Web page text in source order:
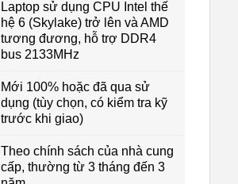
Laptop sử dụng CPU Intel thế
hệ 6 (Skylake) trở lên và AMD
tương đương, hỗ trợ DDR4
bus 2133MHz
Mới 100% hoặc đã qua sử
dụng (tùy chọn, có kiểm tra kỹ
trước khi giao)
Theo chính sách của nhà cung
cấp, thường từ 3 tháng đến 3